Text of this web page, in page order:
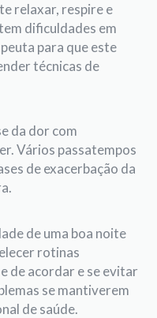
relaxar, respire e
dificuldades em
para que este
técnicas de
da dor com
Vários passatempos
de exacerbação da
de uma boa noite
rotinas
de acordar e se evitar
se mantiverem
de saúde.